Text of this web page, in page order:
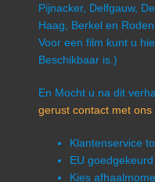
Pijnacker, Delfgauw,
Haag, Berkel en
Voor een film kunt u
Beschikbaar is.)
En Mocht u na dit
gerust contact met ons
Klantenservice
EU
Kies